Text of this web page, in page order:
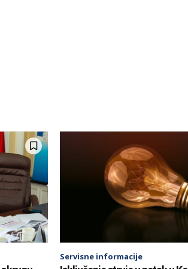
Servisne informacije